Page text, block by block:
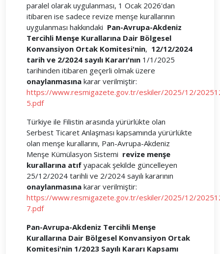
paralel olarak uygulanması, 1 Ocak 2026'dan
itibaren ise sadece revize menşe kurallarının
uygulanması hakkındaki Pan-Avrupa-Akdeniz
Tercihli Menşe Kurallarına Dair Bölgesel
Konvansiyon Ortak Komitesi'nin, 12/12/2024
tarih ve 2/2024 sayılı Kararı'nın 1/1/2025
tarihinden itibaren geçerli olmak üzere
onaylanmasına karar verilmiştir:
https://www.resmigazete.gov.tr/eskiler/2025/12/
5.pdf
Türkiye ile Filistin arasında yürürlükte olan
Serbest Ticaret Anlaşması kapsamında yürürlükte
olan menşe kurallarını, Pan-Avrupa-Akdeniz
Menşe Kümülasyon Sistemi revize menşe
kurallarına atıf yapacak şekilde güncelleyen
25/12/2024 tarihli ve 2/2024 sayılı kararının
onaylanmasına karar verilmiştir:
https://www.resmigazete.gov.tr/eskiler/2025/12/
7.pdf
Pan-Avrupa-Akdeniz Tercihli Menşe
Kurallarına Dair Bölgesel Konvansiyon Ortak
Komitesi'nin 1/2023 Sayılı Kararı Kapsamı